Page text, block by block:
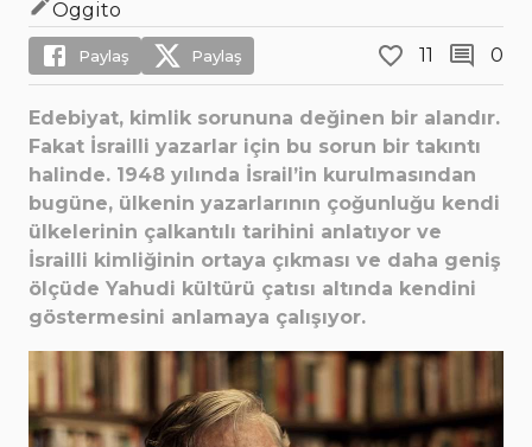
Oggito
Paylaş Paylaş 11 0
Edebiyat, kimlik sorununa değinen bir alandır.
Fakat İsrailli yazarlar için bu sorun bir takıntı
halinde. 1948 yılında İsrail’in kurulmasından
bugüne, ülkenin yazarlarının çoğunluğu kendi
ülkelerinin çalkantılı tarihini anlatıyor ve
İsrailli kimliğinin ortaya çıkması ve daha geniş
ölçüde Yahudi kültürü çatısı altında kendini
göstermesini anlamaya çalışıyor.